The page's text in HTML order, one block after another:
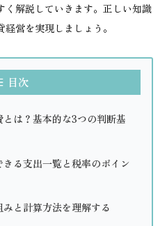
く解説していきます。正しい知識
営を実現しましょう。
目次
は？基本的な3つの判断基
る支出一覧と税率のポイン
と計算方法を理解する